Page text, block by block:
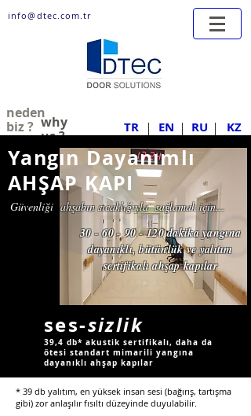
info@dtec.com.tr
neden
biz ? why
us ?
TR EN RU KZ
Yangın Dayanımlı
AHŞAP KAPI
Güvenliği ahşabın sıcaklığıyla sağlamak için...
30 - 60 - 90 - 120dakika yangına
dayanıklı, bütünlük ve yalıtım
sertifikalı ahşap kapılar
ses-sizlik
39,4 db* akustik sertifikalı, daha da
ötesi standart mimarili yangına
dayanıklı ahşap kapılar
* 39 db yalıtım, en yüksek insan sesi (bağırış, tartışma
gibi) zor anlaşılır fısıltı düzeyinde duyulabilir.